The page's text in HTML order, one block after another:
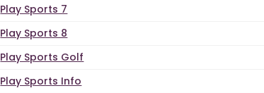
Play Sports 7
Play Sports 8
Play Sports Golf
Play Sports Info